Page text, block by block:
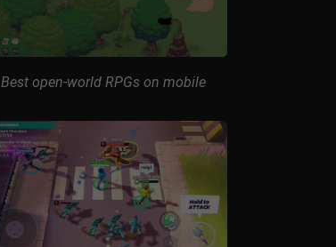
Best open-world RPGs on mobile